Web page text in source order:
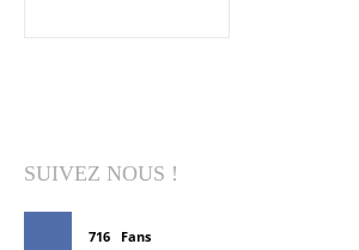
SUIVEZ NOUS !
716 Fans